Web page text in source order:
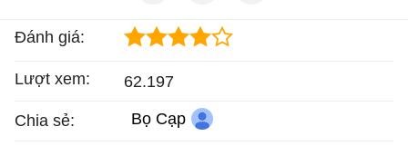
Đánh giá:
Lượt xem: 62.197
Chia sẻ: Bọ Cạp